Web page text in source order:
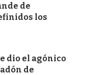
de
los
dio el agónico
de